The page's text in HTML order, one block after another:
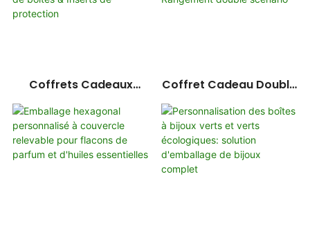
Coffrets Cadeaux
Haut De Gamme Avec
Feuille D'argent/or :
Plusieurs Styles De
Boîtes & Inserts De
Coffret Cadeau Double
Couche Premium Pour
La Saint-Valentin :
Design Personnalisé
Avec Miroir &
Rangement Double